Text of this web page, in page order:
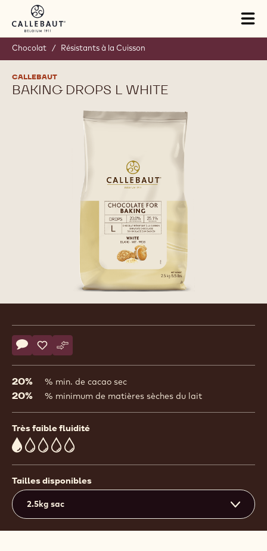
Skip to main content
Chocolat / Résistants à la Cuisson
CALLEBAUT
BAKING DROPS L WHITE
information
Actions
Écrire un commentaire
- Baking Drops L White
Sauvegarder
- Baking Drops L White
Comparer
- Baking Drops L White
20% % min. de cacao sec
20% % minimum de matières sèches du lait
Très faible fluidité
1
Tailles disponibles
2.5kg sac